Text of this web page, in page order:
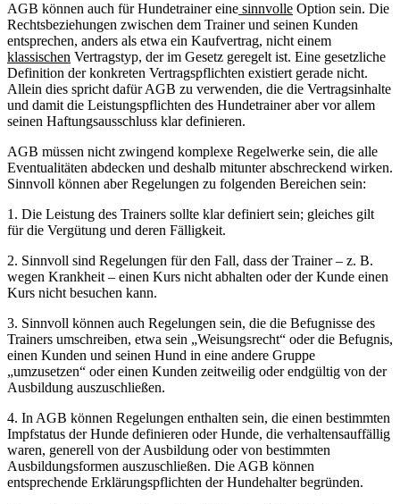
AGB können auch für Hundetrainer eine sinnvolle Option sein. Die
Rechtsbeziehungen zwischen dem Trainer und seinen Kunden
entsprechen, anders als etwa ein Kaufvertrag, nicht einem
klassischen Vertragstyp, der im Gesetz geregelt ist. Eine gesetzliche
Definition der konkreten Vertragspflichten existiert gerade nicht.
Allein dies spricht dafür AGB zu verwenden, die die Vertragsinhalte
und damit die Leistungspflichten des Hundetrainer aber vor allem
seinen Haftungsausschluss klar definieren.
AGB müssen nicht zwingend komplexe Regelwerke sein, die alle
Eventualitäten abdecken und deshalb mitunter abschreckend wirken.
Sinnvoll können aber Regelungen zu folgenden Bereichen sein:
1. Die Leistung des Trainers sollte klar definiert sein; gleiches gilt
für die Vergütung und deren Fälligkeit.
2. Sinnvoll sind Regelungen für den Fall, dass der Trainer – z. B.
wegen Krankheit – einen Kurs nicht abhalten oder der Kunde einen
Kurs nicht besuchen kann.
3. Sinnvoll können auch Regelungen sein, die die Befugnisse des
Trainers umschreiben, etwa sein „Weisungsrecht“ oder die Befugnis,
einen Kunden und seinen Hund in eine andere Gruppe
„umzusetzen“ oder einen Kunden zeitweilig oder endgültig von der
Ausbildung auszuschließen.
4. In AGB können Regelungen enthalten sein, die einen bestimmten
Impfstatus der Hunde definieren oder Hunde, die verhaltensauffällig
waren, generell von der Ausbildung oder von bestimmten
Ausbildungsformen auszuschließen. Die AGB können
entsprechende Erklärungspflichten der Hundehalter begründen.